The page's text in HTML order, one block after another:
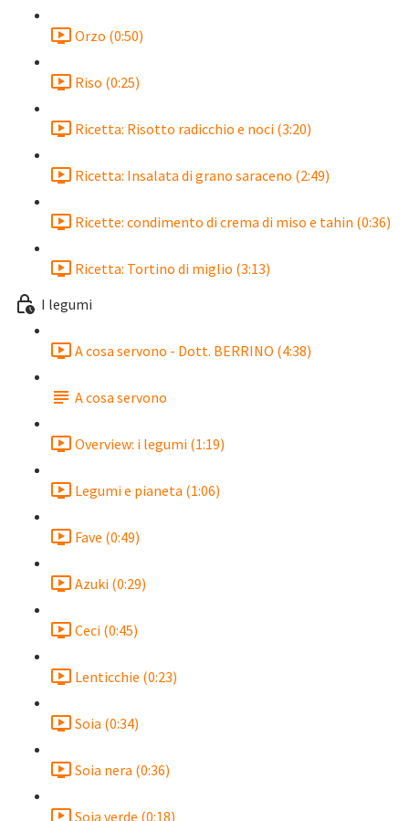
Orzo (0:50)
Riso (0:25)
Ricetta: Risotto radicchio e noci (3:20)
Ricetta: Insalata di grano saraceno (2:49)
Ricette: condimento di crema di miso e tahin (0:36)
Ricetta: Tortino di miglio (3:13)
I legumi
A cosa servono - Dott. BERRINO (4:38)
A cosa servono
Overview: i legumi (1:19)
Legumi e pianeta (1:06)
Fave (0:49)
Azuki (0:29)
Ceci (0:45)
Lenticchie (0:23)
Soia (0:34)
Soia nera (0:36)
Soia verde (0:18)